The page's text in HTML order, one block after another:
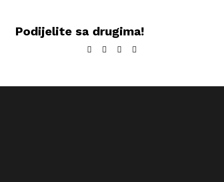
Podijelite sa drugima!
Facebook
TwitterLinkedIn